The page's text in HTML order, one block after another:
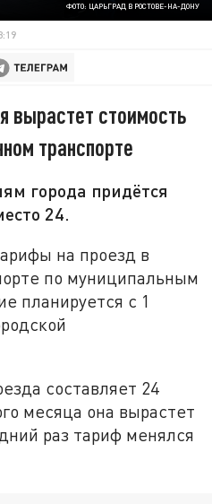
ФОТО: ЦАРЬГРАД В РОСТОВЕ-НА-ДОНУ
вырастет стоимость
транспорте
города придётся
24.
на проезд в
по муниципальным
планируется с 1
составляет 24
месяца она вырастет
раз тариф менялся